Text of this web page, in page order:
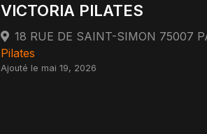
VICTORIA PILATES
Pilates
Ajouté le mai 19, 2026